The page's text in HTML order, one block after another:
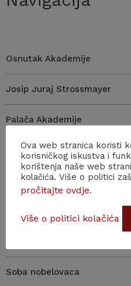
Osnutak Akademije
Josip Juraj Strossmayer
Palača Akademije
Bašćanska ploča
Škrinja sv. Šimuna
Soba nobelovaca
Ova web stranica koristi
korisničkog iskustva i
korištenja naše web
kolačića. Više o politici
pročitajte ovdje.
Više o politici kolačića